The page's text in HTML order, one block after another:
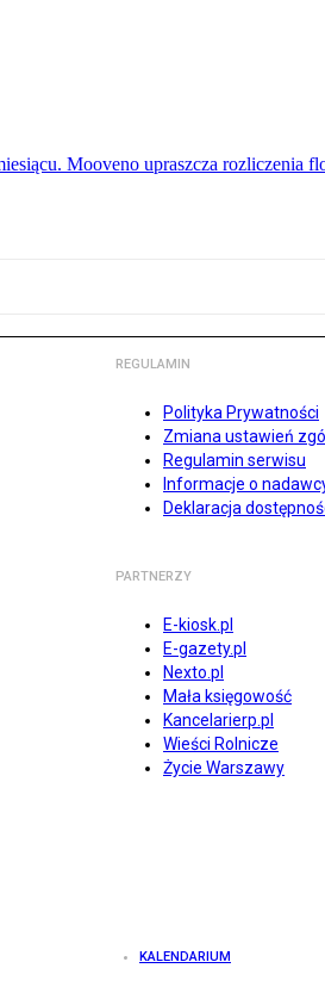
Mooveno upraszcza rozliczenia
REGULAMIN
Polityka Prywatności
Zmiana ustawień
Regulamin serwisu
Informacje o
Deklaracja
PARTNERZY
E-kiosk.pl
E-gazety.pl
Nexto.pl
Mała księgowość
Kancelarierp.pl
Wieści Rolnicze
Życie Warszawy
KALENDARIUM